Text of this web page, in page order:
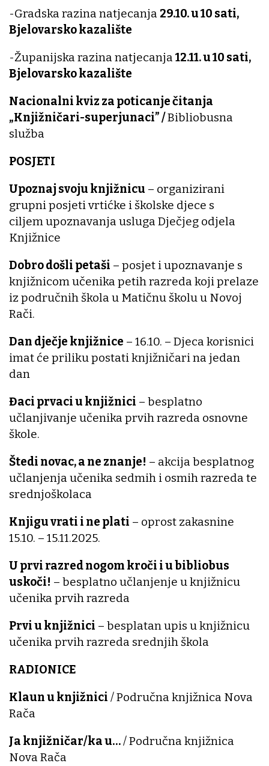
-Gradska razina natjecanja 29.10. u 10 sati,
Bjelovarsko kazalište
-Županijska razina natjecanja12.11. u 10 sati,
Bjelovarsko kazalište
Nacionalni kviz za poticanje čitanja
„Knjižničari-superjunaci” /Bibliobusna
služba
POSJETI
Upoznaj svoju knjižnicu – organizirani
grupni posjeti vrtićke i školske djece s
ciljem upoznavanja usluga Dječjeg odjela
Knjižnice
Dobro došli petaši – posjet i upoznavanje s
knjižnicom učenika petih razreda koji prelaze
iz područnih škola u Matičnu školu u Novoj
Rači.
Dan dječje knjižnice – 16.10. – Djeca korisnici
imat će priliku postati knjižničari na jedan
dan
Đaci prvaci u knjižnici – besplatno
učlanjivanje učenika prvih razreda osnovne
škole.
Štedi novac, a ne znanje! – akcija besplatnog
učlanjenja učenika sedmih i osmih razreda te
srednjoškolaca
Knjigu vrati i ne plati – oprost zakasnine
15.10. – 15.11.2025.
U prvi razred nogom kroči i u bibliobus
uskoči! – besplatno učlanjenje u knjižnicu
učenika prvih razreda
Prvi u knjižnici – besplatan upis u knjižnicu
učenika prvih razreda srednjih škola
RADIONICE
Klaun u knjižnici / Područna knjižnica Nova
Rača
Ja knjižničar/ka u…/ Područna knjižnica
Nova Rača